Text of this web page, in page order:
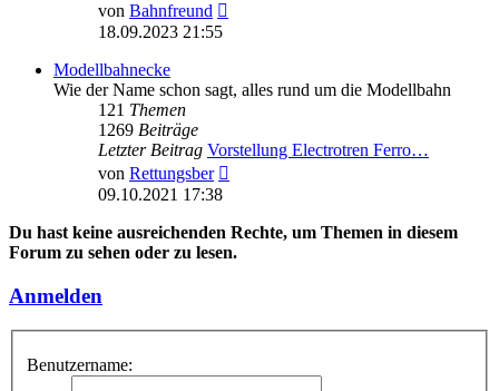
von Bahnfreund
18.09.2023 21:55
Modellbahnecke
Wie der Name schon sagt, alles rund um die Modellbahn
121 Themen
1269 Beiträge
Letzter Beitrag Vorstellung Electrotren Ferro…
von Rettungsber
09.10.2021 17:38
Du hast keine ausreichenden Rechte, um Themen in diesem
Forum zu sehen oder zu lesen.
Anmelden
Benutzername: